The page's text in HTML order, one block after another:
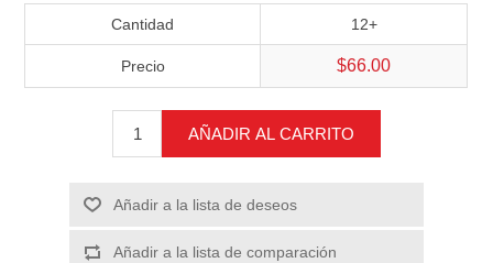
Cantidad 12+
Precio $66.00
AÑADIR AL CARRITO
Añadir a la lista de deseos
Añadir a la lista de comparación